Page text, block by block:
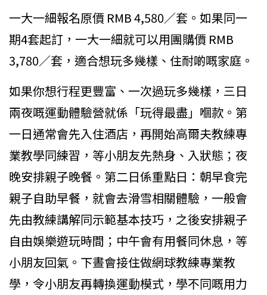
一大一細報名原價 RMB 4,580／套。如果同一
期4套起訂，一大一細就可以用團購價 RMB
3,780／套，適合想玩多幾樣、住耐啲嘅家庭。
如果你想行程更豐富、一次過玩多幾樣，三日
兩夜嘅運動體驗營就係「玩得最盡」嗰款。第
一日通常會先入住酒店，再開始高爾夫教練專
業教學同練習，等小朋友先熱身、入狀態；夜
晚安排親子晚餐。第二日係重點日：朝早食完
親子自助早餐，就會去滑雪相關體驗，一般會
先由教練講解同示範基本技巧，之後安排親子
自由娛樂遊玩時間；中午會有用餐同休息，等
小朋友回氣。下晝會接住做網球教練專業教
學，令小朋友再轉換運動模式，學不同嘅用力